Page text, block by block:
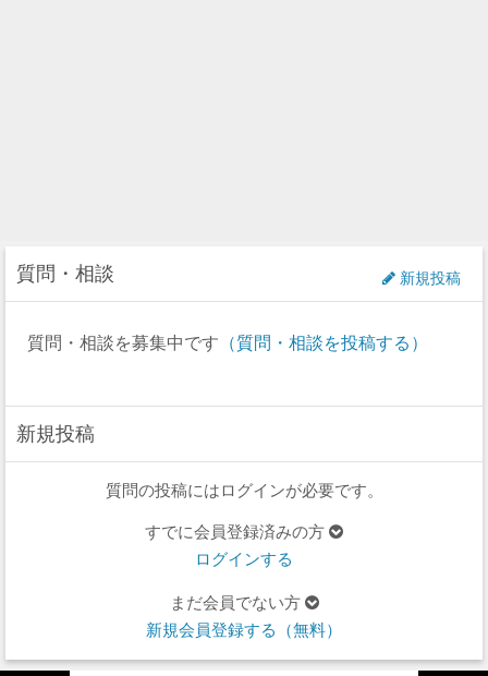
質問・相談 新規投稿
質問・相談を募集中です （質問・相談を投稿する）
新規投稿
質問の投稿にはログインが必要です。
すでに会員登録済みの方
ログインする
まだ会員でない方
新規会員登録する（無料）